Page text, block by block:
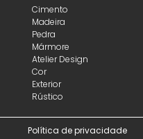
Cimento
Madeira
Pedra
Mármore
Atelier Design
Cor
Exterior
Rústico
Política de privacidade